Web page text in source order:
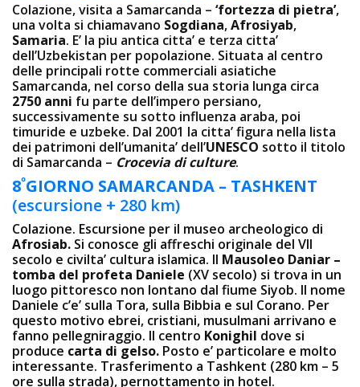
Colazione, visita a Samarcanda – ‘fortezza di pietra’,
una volta si chiamavano Sogdiana,Afrosiyab,
Samaria. E’ la piu antica citta’ e terza citta’
dell’Uzbekistan per popolazione. Situata al centro
delle principali rotte commerciali asiatiche
Samarcanda, nel corso della sua storia lunga circa
2750 anni fu parte dell’impero persiano,
successivamente su sotto influenza araba, poi
timuride e uzbeke. Dal 2001 la citta’ figura nella lista
dei patrimoni dell’umanita’ dell’UNESCO sotto il titolo
di Samarcanda – Crocevia di culture.
8ºGIORNO SAMARCANDA – TASHKENT
(escursione + 280 km)
Colazione. Escursione per il museo archeologico di
Afrosiab. Si conosce gli affreschi originale del VII
secolo e civilta’ cultura islamica. Il Mausoleo Daniar –
tomba del profeta Daniele (XV secolo) si trova in un
luogo pittoresco non lontano dal fiume Siyob. Il nome
Daniele c’e’ sulla Tora, sulla Bibbia e sul Corano. Per
questo motivo ebrei, cristiani, musulmani arrivano e
fanno pellegniraggio. Il centro Konighil dove si
produce carta di gelso. Posto e’ particolare e molto
interessante. Trasferimento a Tashkent (280 km – 5
ore sulla strada), pernottamento in hotel.